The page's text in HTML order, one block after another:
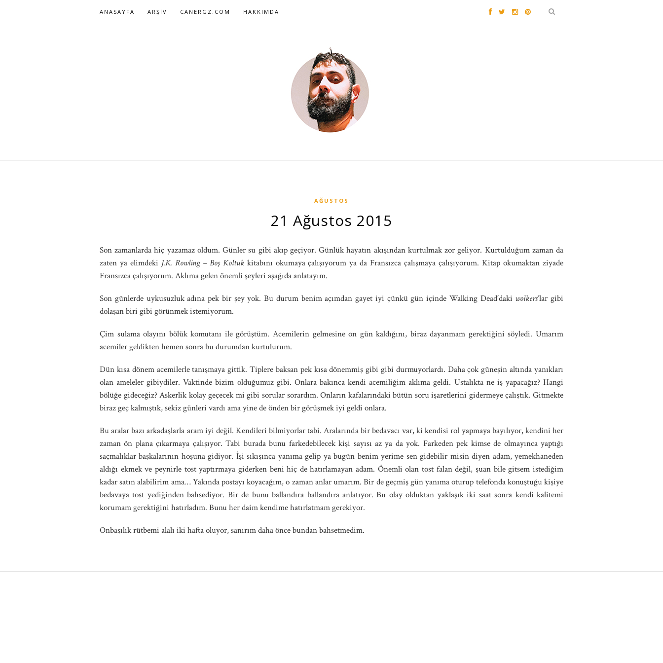
ANASAYFA ARŞIV CANERGZ.COM HAKKIMDA
AĞUSTOS
21 Ağustos 2015
Son zamanlarda hiç yazamaz oldum. Günler su gibi akıp geçiyor. Günlük hayatın akışından kurtulmak zor geliyor. Kurtulduğum zaman da
zaten ya elimdeki J.K. Rowling – Boş Koltuk kitabını okumaya çalışıyorum ya da Fransızca çalışmaya çalışıyorum. Kitap okumaktan ziyade
Fransızca çalışıyorum. Aklıma gelen önemli şeyleri aşağıda anlatayım.
Son günlerde uykusuzluk adına pek bir şey yok. Bu durum benim açımdan gayet iyi çünkü gün içinde Walking Dead’daki wolkers‘lar gibi
dolaşan biri gibi görünmek istemiyorum.
Çim sulama olayını bölük komutanı ile görüştüm. Acemilerin gelmesine on gün kaldığını, biraz dayanmam gerektiğini söyledi. Umarım
acemiler geldikten hemen sonra bu durumdan kurtulurum.
Dün kısa dönem acemilerle tanışmaya gittik. Tiplere baksan pek kısa dönemmiş gibi gibi durmuyorlardı. Daha çok güneşin altında yanıkları
olan ameleler gibiydiler. Vaktinde bizim olduğumuz gibi. Onlara bakınca kendi acemiliğim aklıma geldi. Ustalıkta ne iş yapacağız? Hangi
bölüğe gideceğiz? Askerlik kolay geçecek mi gibi sorular sorardım. Onların kafalarındaki bütün soru işaretlerini gidermeye çalıştık. Gitmekte
biraz geç kalmıştık, sekiz günleri vardı ama yine de önden bir görüşmek iyi geldi onlara.
Bu aralar bazı arkadaşlarla aram iyi değil. Kendileri bilmiyorlar tabi. Aralarında bir bedavacı var, ki kendisi rol yapmaya bayılıyor, kendini her
zaman ön plana çıkarmaya çalışıyor. Tabi burada bunu farkedebilecek kişi sayısı az ya da yok. Farkeden pek kimse de olmayınca yaptığı
saçmalıklar başkalarının hoşuna gidiyor. İşi sıkışınca yanıma gelip ya bugün benim yerime sen gidebilir misin diyen adam, yemekhaneden
aldığı ekmek ve peynirle tost yaptırmaya giderken beni hiç de hatırlamayan adam. Önemli olan tost falan değil, şuan bile gitsem istediğim
kadar satın alabilirim ama… Yakında postayı koyacağım, o zaman anlar umarım. Bir de geçmiş gün yanıma oturup telefonda konuştuğu kişiye
bedavaya tost yediğinden bahsediyor. Bir de bunu ballandıra ballandıra anlatıyor. Bu olay olduktan yaklaşık iki saat sonra kendi kalitemi
korumam gerektiğini hatırladım. Bunu her daim kendime hatırlatmam gerekiyor.
Onbaşılık rütbemi alalı iki hafta oluyor, sanırım daha önce bundan bahsetmedim.